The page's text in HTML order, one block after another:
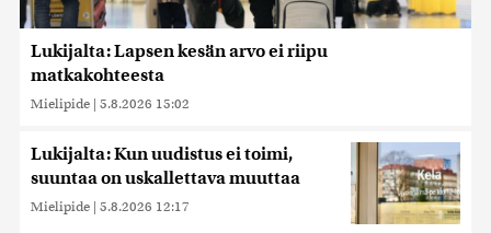
Lukijalta: Lapsen kesän arvo ei riipu
matkakohteesta
Mielipide | 5.8.2026 15:02
Lukijalta: Kun uudistus ei toimi,
suuntaa on uskallettava muuttaa
Mielipide | 5.8.2026 12:17